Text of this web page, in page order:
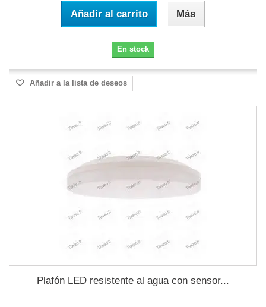
Añadir al carrito Más
En stock
Añadir a la lista de deseos
Plafón LED resistente al agua con sensor...